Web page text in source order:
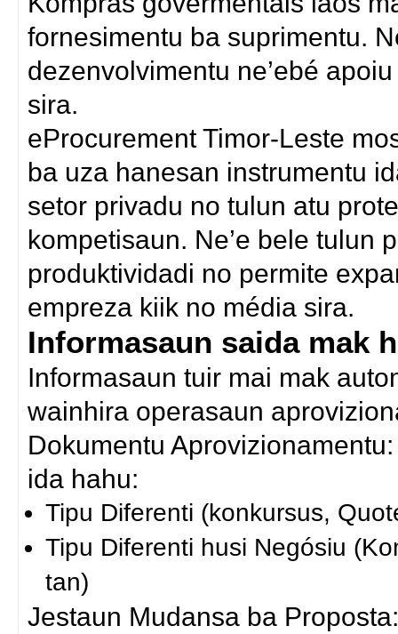
fornesimentu ba suprimentu.
dezenvolvimentu ne’ebé
sira.
eProcurement Timor-Leste
ba uza hanesan instrumentu
setor privadu no tulun atu
kompetisaun. Ne’e bele tulun
produktividadi no permite
empreza kiik no média sira.
Informasaun saida mak
Informasaun tuir mai mak
wainhira operasaun
Dokumentu
ida hahu:
Tipu Diferenti (konkursus,
Tipu Diferenti husi Negósiu
tan)
Jestaun Mudansa ba